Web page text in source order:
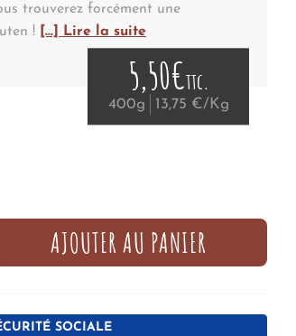
trouverez forcément une
!
[...] Lire la suite
5,50€ttc.
400g 13,75 €/Kg
AJOUTER AU PANIER
SOCIALE